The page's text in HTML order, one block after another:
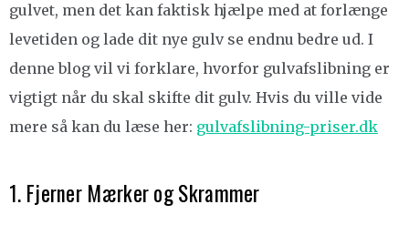
gulvet, men det kan faktisk hjælpe med at forlænge
levetiden og lade dit nye gulv se endnu bedre ud. I
denne blog vil vi forklare, hvorfor gulvafslibning er
vigtigt når du skal skifte dit gulv. Hvis du ville vide
mere så kan du læse her: gulvafslibning-priser.dk
1. Fjerner Mærker og Skrammer